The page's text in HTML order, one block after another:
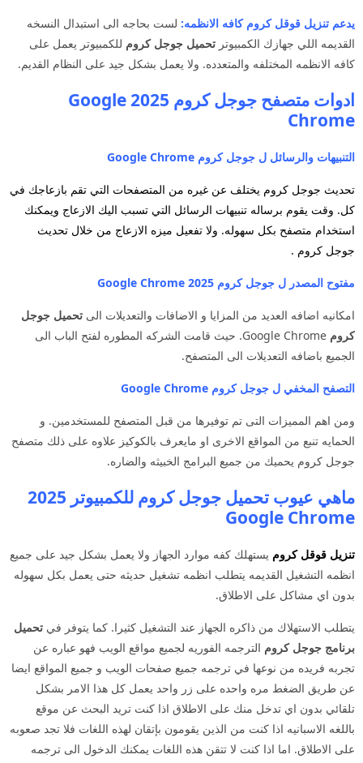
يدعم تنزيل قوقل كروم كافه الانظمه: لست بحاجه الى استبدال النسخه
القديمه اللي جهازك الكمبيوتر تحميل جوجل كروم للكمبيوتر يعمل على
كافه الانظمه المختلفه والمتعدده. ولا يعمل بشكل جيد على النظام القديم.
ادوات متصفح جوجل كروم 2025 Google
Chrome
التنبيهات والرسائل ل جوجل كروم Google Chrome
تحديث جوجل كروم يختلف عن غيره من المتصفحات التي تقم بازعاجك في
كل. وقت يقوم برساله تنبيهات الرسائل التي تسبب اليك الازعاج ويمكنك
استخدام متصفح بكل سهوله. ولا تفعيل ميزه الازعاج من خلال تحديث
جوجل كروم .
مفتوح المصدر ل جوجل كروم 2025 Google Chrome
امكانيه اضافه العديد من المزايا و الاضافات والتعديلات الى تحميل جوجل
كروم
Google Chrome. حيث قامت الشركه المطوره لفتح الباب الى
الجميع باضافه التعديلات الى المتصفح.
التصفح المخفي ل جوجل كروم Google Chrome
ومن اهم المميزات التى تم توفيرها من قبل المتصفح للمستخدمين. و
الحمايه تنبع من المواقع الاخرى او مايعرف بالكوكيز علاوه على ذلك متصفح
جوجل كروم يحميك من جميع البرامج الخبيثه والضاره.
ماهي عيوب تحميل جوجل كروم للكمبيوتر 2025
Google Chrome
تنزيل قوقل كروم يستهلك كفه موارد الجهاز ولا يعمل بشكل جيد على جميع
انظمه التشغيل القديمه يتطلب انظمه تشغيل حديثه حتى يعمل بكل سهوله
بدون اي مشاكل على الاطلاق.
يتطلب الاستهلاك من ذاكره الجهاز عند التشغيل كثيرا. كما يتوفر في تحميل
برنامج جوجل كروم الترجمه الفوريه لجميع مواقع الويب فهو عباره عن
تجربه فريده من نوعها في ترجمه جميع صفحات الويب و جميع المواقع ايضا
عن طريق الضغط مره واحده على زر واحد يعمل كل هذا الامر بشكل
تلقائي بدون اي تدخل منك على الاطلاق اذا كنت تريد البحث عن موقع
باللغه الاسبانيه اذا كنت من الذين يقومون بإتقان لهذه اللغات فلا تجد صعوبه
على الاطلاق. اما اذا كنت لا تتقن هذه اللغات يمكنك الدخول الى ترجمه